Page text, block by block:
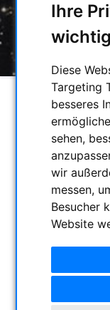
Ihre
wichtig
Diese
Targeting
besseres
sehen,
wir
messen,
Besucher
Website